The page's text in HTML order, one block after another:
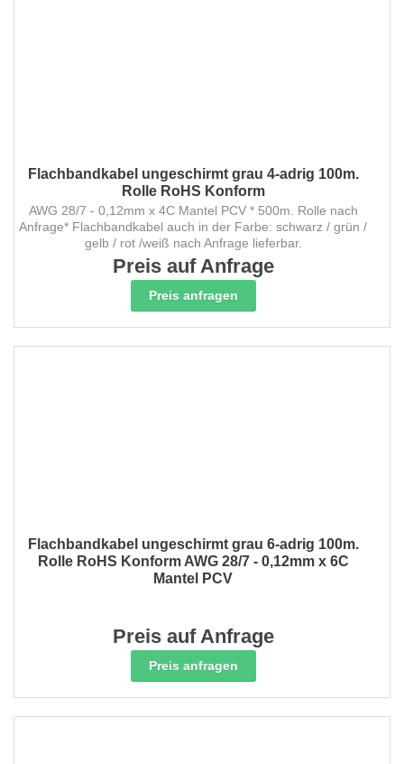
Flachbandkabel ungeschirmt grau 4-adrig 100m.
Rolle RoHS Konform
AWG 28/7 - 0,12mm x 4C Mantel PCV * 500m. Rolle nach
Anfrage* Flachbandkabel auch in der Farbe: schwarz / grün /
gelb / rot /weiß nach Anfrage lieferbar.
Preis auf Anfrage
Preis anfragen
Flachbandkabel ungeschirmt grau 6-adrig 100m.
Rolle RoHS Konform AWG 28/7 - 0,12mm x 6C
Mantel PCV
Preis auf Anfrage
Preis anfragen